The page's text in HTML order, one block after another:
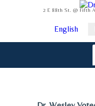
2 E 88th St. @ Fifth
English